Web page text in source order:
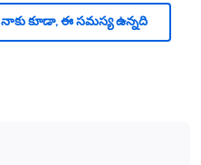
నాకు కూడా, ఈ సమస్య ఉన్నది